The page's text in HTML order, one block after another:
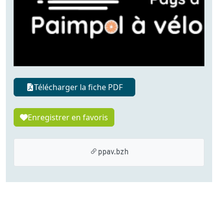
Télécharger la fiche PDF
Enregistrer en favoris
ppav.bzh